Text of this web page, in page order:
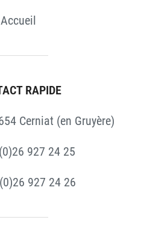
Accueil
RAPIDE
Cerniat (en Gruyère)
927 24 25
927 24 26